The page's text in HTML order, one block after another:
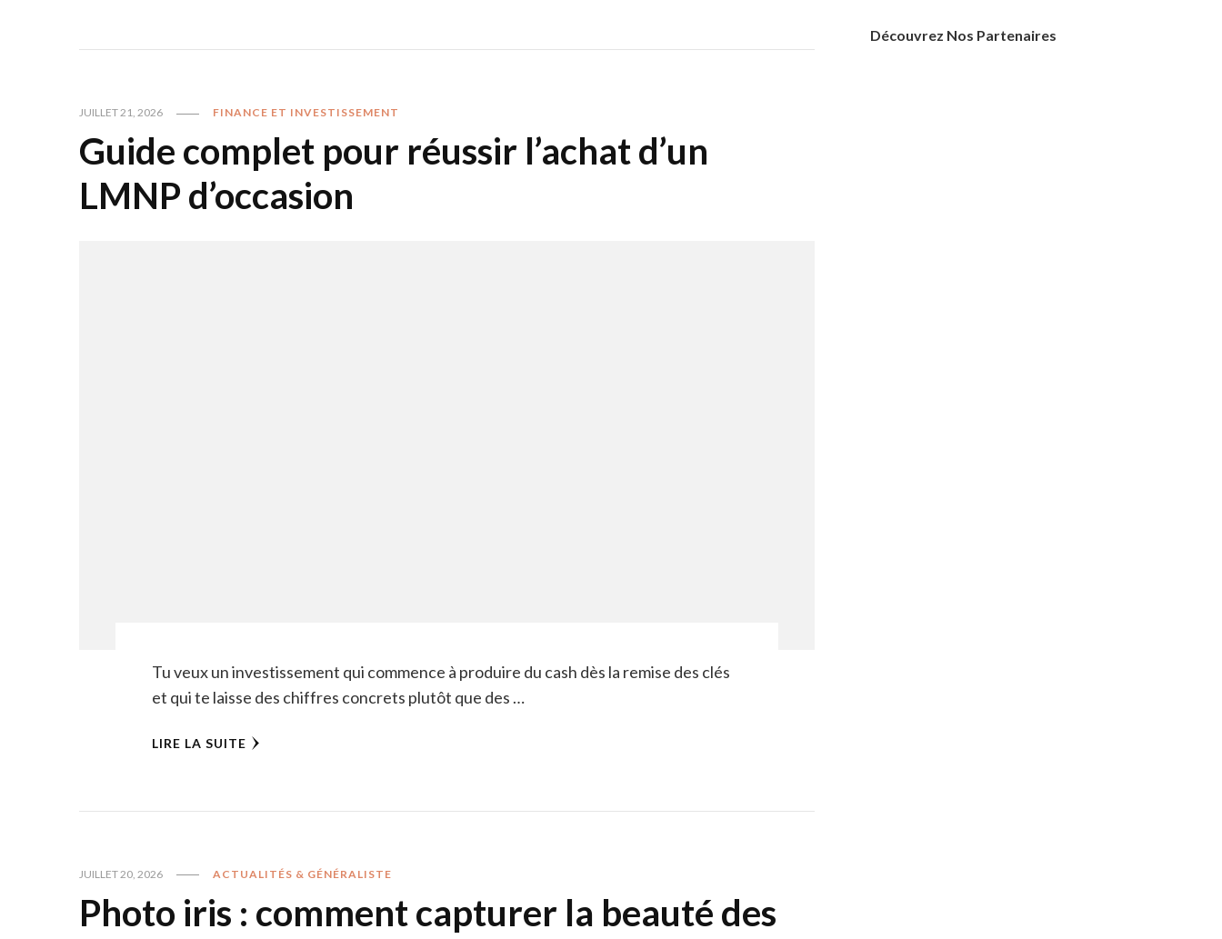
JUILLET 21, 2026 FINANCE ET INVESTISSEMENT
Guide complet pour réussir l’achat d’un
LMNP d’occasion
Tu veux un investissement qui commence à produire du cash dès la remise des clés
et qui te laisse des chiffres concrets plutôt que des …
LIRE LA SUITE
JUILLET 20, 2026 ACTUALITÉS & GÉNÉRALISTE
Photo iris : comment capturer la beauté des
Découvrez Nos Partenaires